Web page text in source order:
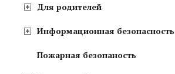
Для родителей
Информационная безопасность
Пожарная безопаность